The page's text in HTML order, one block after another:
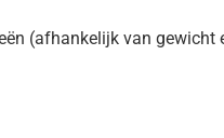
(afhankelijk van gewicht